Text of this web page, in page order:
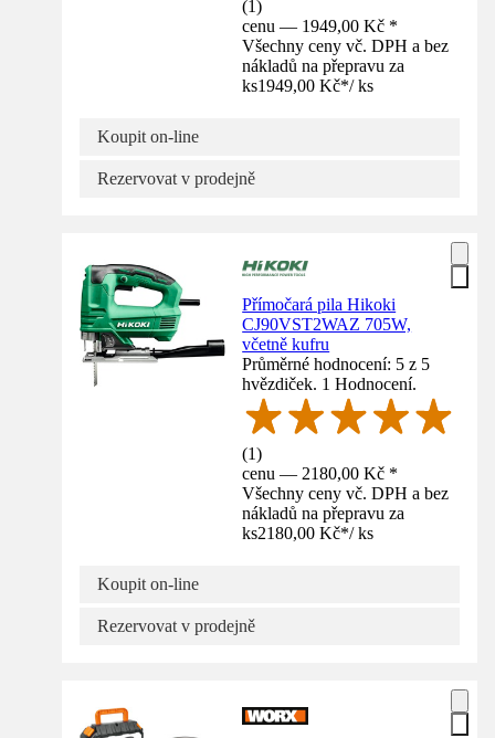
(1)
cenu — 1949,00 Kč *
Všechny ceny vč. DPH a bez
nákladů na přepravu za
ks1949,00 Kč*/ ks
Koupit on-line
Rezervovat v prodejně
Přímočará pila Hikoki
CJ90VST2WAZ 705W,
včetně kufru
Průměrné hodnocení: 5 z 5
hvězdiček. 1 Hodnocení.
(1)
cenu — 2180,00 Kč *
Všechny ceny vč. DPH a bez
nákladů na přepravu za
ks2180,00 Kč*/ ks
Koupit on-line
Rezervovat v prodejně